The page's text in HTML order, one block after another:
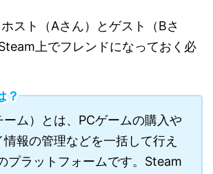
スト（Aさん）とゲスト（Bさ
上でフレンドになっておく必
？
ム）とは、PCゲームの購入や
報の管理などを一括して行え
プラットフォームです。Steam